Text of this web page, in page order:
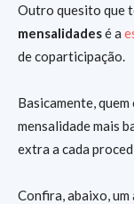
Outro quesito que
mensalidadesé a
de coparticipação.
Basicamente,
mensalidade mais
extra a cada
Confira, abaixo,